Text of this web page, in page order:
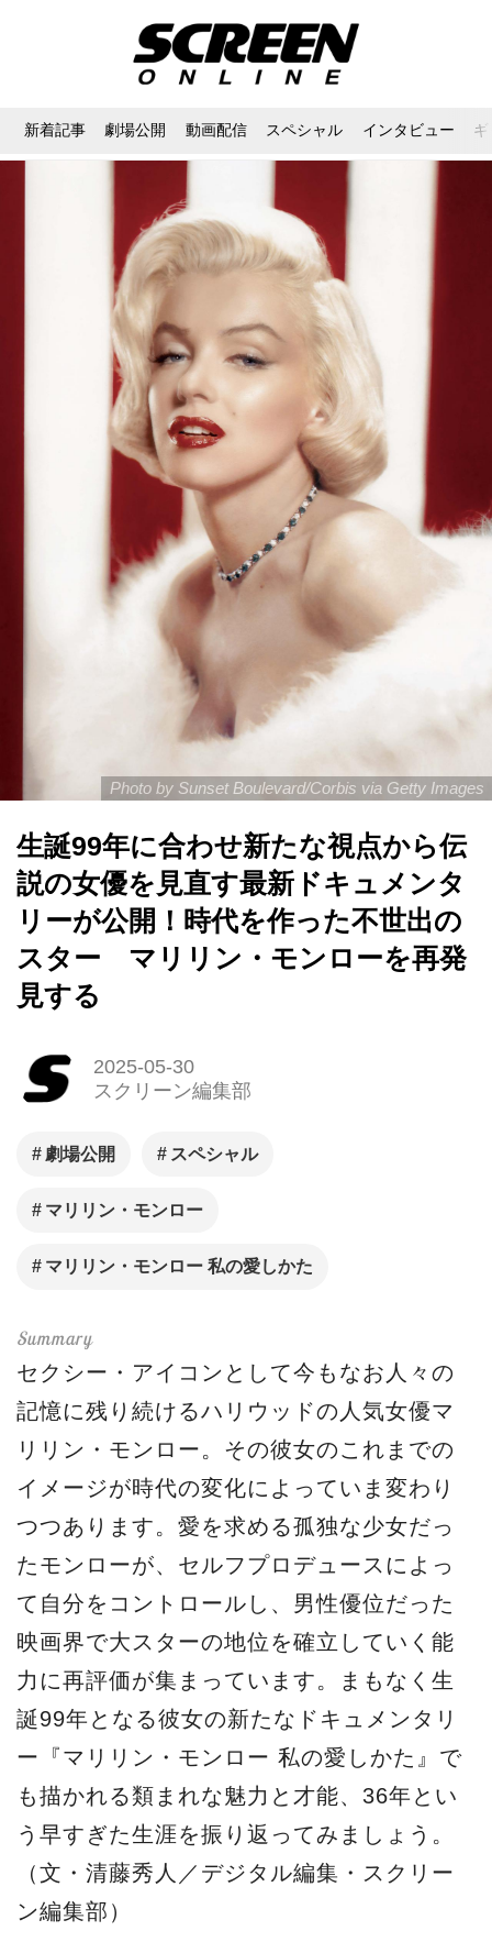
新着記事 劇場公開 動画配信 スペシャル インタビュー
Photo by Sunset Boulevard/Corbis via Getty Images
生誕99年に合わせ新たな視点から伝
説の女優を見直す最新ドキュメンタ
リーが公開！時代を作った不世出の
スター マリリン・モンローを再発
見する
2025-05-30
スクリーン編集部
劇場公開 スペシャル
マリリン・モンロー
マリリン・モンロー 私の愛しかた
セクシー・アイコンとして今もなお人々の
記憶に残り続けるハリウッドの人気女優マ
リリン・モンロー。その彼女のこれまでの
イメージが時代の変化によっていま変わり
つつあります。愛を求める孤独な少女だっ
たモンローが、セルフプロデュースによっ
て自分をコントロールし、男性優位だった
映画界で大スターの地位を確立していく能
力に再評価が集まっています。まもなく生
誕99年となる彼女の新たなドキュメンタリ
ー『マリリン・モンロー 私の愛しかた』で
も描かれる類まれな魅力と才能、36年とい
う早すぎた生涯を振り返ってみましょう。
（文・清藤秀人／デジタル編集・スクリー
ン編集部）